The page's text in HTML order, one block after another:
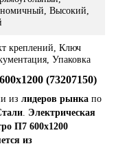
Высокий,
креплений, Ключ
Упаковка
(73207150)
из лидеров рынка по
Электрическая
П7 600x1200
из